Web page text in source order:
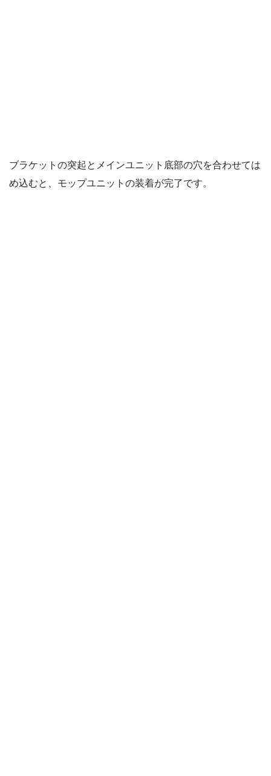
ブラケットの突起とメインユニット底部の穴を合わせては
め込むと、モップユニットの装着が完了です。